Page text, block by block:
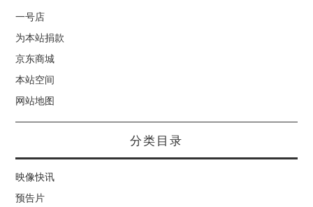
一号店
为本站捐款
京东商城
本站空间
网站地图
分类目录
映像快讯
预告片